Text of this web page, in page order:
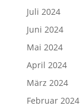
Juli 2024
Juni 2024
Mai 2024
April 2024
März 2024
Februar 2024